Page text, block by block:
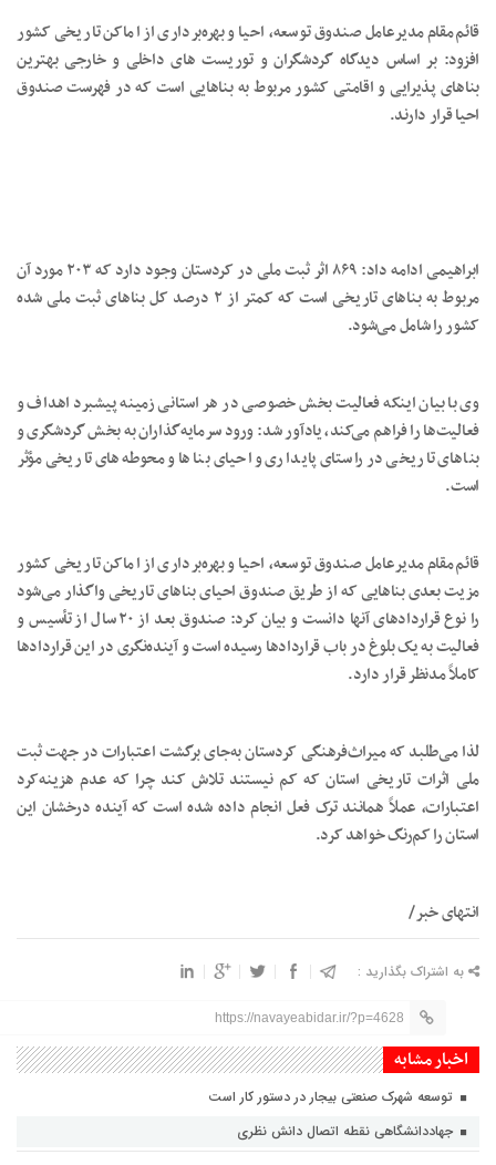
قائم‌مقام مدیرعامل صندوق توسعه، احیا و بهره‌برداری از اماکن تاریخی کشور
افزود: بر اساس دیدگاه گردشگران و توریست های داخلی و خارجی بهترین
بناهای پذیرایی و اقامتی کشور مربوط به بناهایی است که در فهرست صندوق
احیا قرار دارند.
ابراهیمی ادامه داد: ۸۶۹ اثر ثبت ملی در کردستان وجود دارد که ۲۰۳ مورد آن
مربوط به بناهای تاریخی است که کمتر از ۲ درصد کل بناهای ثبت ملی شده
کشور را شامل می‌شود.
وی با بیان اینکه فعالیت بخش خصوصی در هر استانی زمینه پیشبرد اهداف و
فعالیت‌ها را فراهم می‌کند، یادآور شد: ورود سرمایه‌گذاران به بخش گردشگری و
بناهای تاریخی در راستای پایداری و احیای بناها و محوطه‌های تاریخی مؤثر
است.
قائم‌مقام مدیرعامل صندوق توسعه، احیا و بهره‌برداری از اماکن تاریخی کشور
مزیت بعدی بناهایی که از طریق صندوق احیای بناهای تاریخی واگذار می‌شود
را نوع قراردادهای آنها دانست و بیان کرد: صندوق بعد از ۲۰ سال از تأسیس و
فعالیت به یک بلوغ در باب قراردادها رسیده است و آینده‌نگری در این قراردادها
کاملاً مدنظر قرار دارد.
لذا می‌طلبد که میراث‌فرهنگی کردستان به‌جای برگشت اعتبارات در جهت ثبت
ملی اثرات تاریخی استان که کم نیستند تلاش کند چرا که عدم هزینه‌کرد
اعتبارات، عملاً همانند ترک فعل انجام داده شده است که آینده درخشان این
استان را کم‌رنگ خواهد کرد.
انتهای خبر/
به اشتراک بگذارید :
https://navayeabidar.ir/?p=4628
اخبار مشابه
توسعه شهرک صنعتی بیجار در دستور کار است
جهاددانشگاهی نقطه اتصال دانش نظری